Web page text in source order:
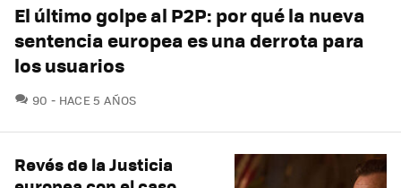
El último golpe al P2P: por qué la nueva
sentencia europea es una derrota para
los usuarios
90 COMENTARIOS
HACE 5 AÑOS
Revés de la Justicia